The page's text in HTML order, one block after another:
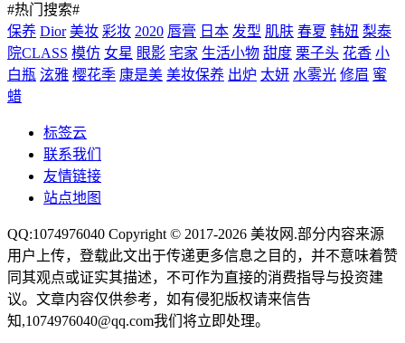
#热门搜索#
保养 Dior 美妆 彩妆 2020 唇膏 日本 发型 肌肤 春夏 韩妞 梨泰
院CLASS 模仿 女星 眼影 宅家 生活小物 甜度 栗子头 花香 小
白瓶 泫雅 樱花季 康是美 美妆保养 出炉 太妍 水雾光 修眉 蜜
蜡
标签云
联系我们
友情链接
站点地图
QQ:1074976040 Copyright © 2017-2026 美妆网 .部分内容来源
用户上传，登载此文出于传递更多信息之目的，并不意味着赞
同其观点或证实其描述，不可作为直接的消费指导与投资建
议。文章内容仅供参考，如有侵犯版权请来信告
知,1074976040@qq.com我们将立即处理。